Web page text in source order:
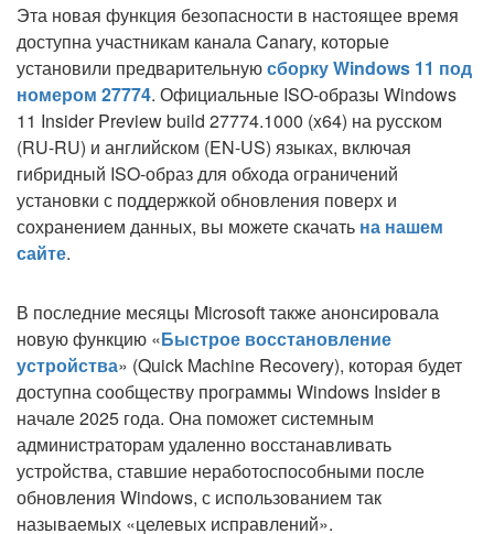
Эта новая функция безопасности в настоящее время
доступна участникам канала Canary, которые
установили предварительнуюсборку Windows 11 под
номером 27774. Официальные ISO-образы Windows
11 Insider Preview build 27774.1000 (x64) на русском
(RU-RU) и английском (EN-US) языках, включая
гибридный ISO-образ для обхода ограничений
установки с поддержкой обновления поверх и
сохранением данных, вы можете скачать на нашем
сайте.
В последние месяцы Microsoft также анонсировала
новую функцию «Быстрое восстановление
устройства» (Quick Machine Recovery), которая будет
доступна сообществу программы Windows Insider в
начале 2025 года. Она поможет системным
администраторам удаленно восстанавливать
устройства, ставшие неработоспособными после
обновления Windows, с использованием так
называемых «целевых исправлений».